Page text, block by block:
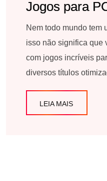
Jogos para
Nem todo mundo tem
isso não significa que
com jogos incríveis
diversos títulos
LEIA MAIS